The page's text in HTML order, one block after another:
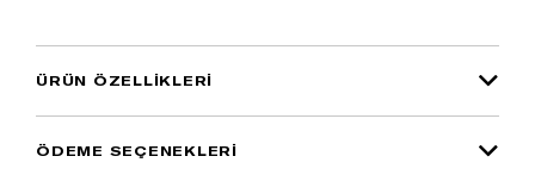
ÜRÜN ÖZELLIKLERI
ÖDEME SEÇENEKLERI